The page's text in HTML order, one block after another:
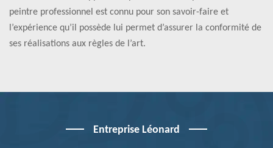
peintre professionnel est connu pour son savoir-faire et
l’expérience qu’il possède lui permet d’assurer la conformité de
ses réalisations aux règles de l’art.
Entreprise Léonard